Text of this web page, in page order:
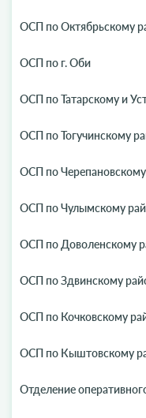
ОСП по Октябрьскому
ОСП по г. Оби
ОСП по Татарскому и
ОСП по Тогучинскому
ОСП по
ОСП по Чулымскому
ОСП по Доволенскому
ОСП по Здвинскому
ОСП по Кочковскому
ОСП по Кыштовскому
Отделение